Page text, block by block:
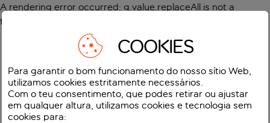
A rendering error occurred: g.value.replaceAll is not a
function
COOKIES
Para garantir o bom funcionamento do nosso sítio Web,
utilizamos cookies estritamente necessários.
Com o teu consentimento, que podes retirar ou ajustar
em qualquer altura, utilizamos cookies e tecnologia sem
cookies para: